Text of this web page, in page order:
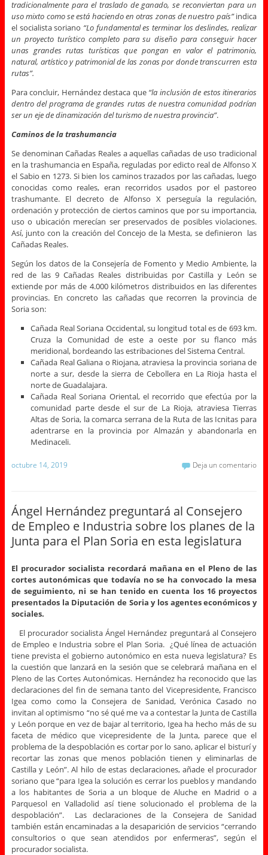
tradicionalmente para el traslado de ganado, se reconviertan para un
uso mixto como se está haciendo en otras zonas de nuestro país”indica
el socialista soriano “Lo fundamental es terminar los deslindes, realizar
un proyecto turístico completo para su diseño para conseguir hacer
unas grandes rutas turísticas que pongan en valor el patrimonio,
natural, artístico y patrimonial de las zonas por donde transcurren esta
rutas”.
Para concluir, Hernández destaca que “la inclusión de estos itinerarios
dentro del programa de grandes rutas de nuestra comunidad podrían
ser un eje de dinamización del turismo de nuestra provincia”.
Caminos de la trashumancia
Se denominan Cañadas Reales a aquellas cañadas de uso tradicional
en la trashumancia en España, reguladas por edicto real de Alfonso X
el Sabio en 1273. Si bien los caminos trazados por las cañadas, luego
conocidas como reales, eran recorridos usados por el pastoreo
trashumante. El decreto de Alfonso X perseguía la regulación,
ordenación y protección de ciertos caminos que por su importancia,
uso o ubicación merecían ser preservados de posibles violaciones.
Así, junto con la creación del Concejo de la Mesta, se definieron las
Cañadas Reales.
Según los datos de la Consejería de Fomento y Medio Ambiente, la
red de las 9 Cañadas Reales distribuidas por Castilla y León se
extiende por más de 4.000 kilómetros distribuidos en las diferentes
provincias. En concreto las cañadas que recorren la provincia de
Soria son:
Cañada Real Soriana Occidental, su longitud total es de 693 km.
Cruza la Comunidad de este a oeste por su flanco más
meridional, bordeando las estribaciones del Sistema Central.
Cañada Real Galiana o Riojana, atraviesa la provincia soriana de
norte a sur, desde la sierra de Cebollera en La Rioja hasta el
norte de Guadalajara.
Cañada Real Soriana Oriental, el recorrido que efectúa por la
comunidad parte desde el sur de La Rioja, atraviesa Tierras
Altas de Soria, la comarca serrana de la Ruta de las Icnitas para
adentrarse en la provincia por Almazán y abandonarla en
Medinaceli.
octubre 14, 2019 Deja un comentario
Ángel Hernández preguntará al Consejero
de Empleo e Industria sobre los planes de la
Junta para el Plan Soria en esta legislatura
El procurador socialista recordará mañana en el Pleno de las
cortes autonómicas que todavía no se ha convocado la mesa
de seguimiento, ni se han tenido en cuenta los 16 proyectos
presentados la Diputación de Soria y los agentes económicos y
sociales.
El procurador socialista Ángel Hernández preguntará al Consejero
de Empleo e Industria sobre el Plan Soria. ¿Qué línea de actuación
tiene prevista el gobierno autonómico en esta nueva legislatura? Es
la cuestión que lanzará en la sesión que se celebrará mañana en el
Pleno de las Cortes Autonómicas. Hernández ha reconocido que las
declaraciones del fin de semana tanto del Vicepresidente, Francisco
Igea como como la Consejera de Sanidad, Verónica Casado no
invitan al optimismo “no sé qué me va a contestar la Junta de Castilla
y León porque en vez de bajar al territorio, Igea ha hecho más de su
faceta de médico que vicepresidente de la Junta, parece que el
problema de la despoblación es cortar por lo sano, aplicar el bisturí y
recortar las zonas que menos población tienen y eliminarlas de
Castilla y León”. Al hilo de estas declaraciones, añade el procurador
soriano que “para Igea la solución es cerrar los pueblos y mandando
a los habitantes de Soria a un bloque de Aluche en Madrid o a
Parquesol en Valladolid así tiene solucionado el problema de la
despoblación”. Las declaraciones de la Consejera de Sanidad
también están encaminadas a la desaparición de servicios “cerrando
consultorios o que sean atendidos por enfermeras”, según el
procurador socialista.